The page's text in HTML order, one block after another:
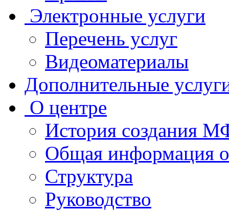
Электронные услуги
Перечень услуг
Видеоматериалы
Дополнительные
О центре
История создания
Общая
Структура
Руководство